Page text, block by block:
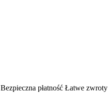
Bezpieczna płatność Łatwe zwroty